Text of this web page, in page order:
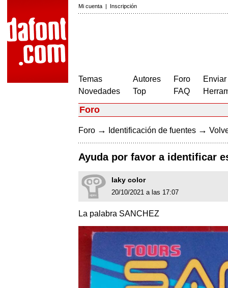
Mi cuenta | Inscripción
Temas
Novedades
Autores
Top
Foro
FAQ
Foro
Foro → Identificación de fuentes →
Ayuda por favor a identificar
laky color
20/10/2021 a las 17:07
La palabra SANCHEZ